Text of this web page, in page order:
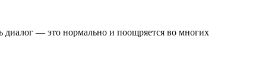
диалог — это нормально и поощряется во многих